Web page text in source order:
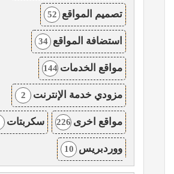
تصميم المواقع 52
استضافة المواقع 34
مواقع الخدمات 144
مزودي خدمة الإنترنت 2
مواقع اخرى 226 سكربتات
ووردبريس 10